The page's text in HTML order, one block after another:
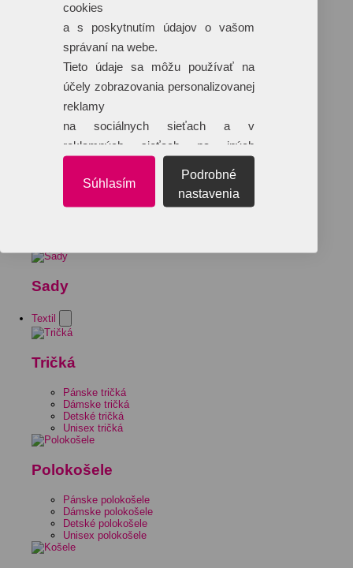
Sady
Textil
Tričká
Pánske tričká
Dámske tričká
Detské tričká
Unisex tričká
Polokošele
Pánske polokošele
Dámske polokošele
Detské polokošele
Unisex polokošele
cookies
a s poskytnutím údajov o vašom
správaní na webe.
Tieto údaje sa môžu používať na
účely zobrazovania personalizovanej
reklamy
na sociálnych sieťach a v
reklamných sieťach na iných
Súhlasím
Podrobné
nastavenia